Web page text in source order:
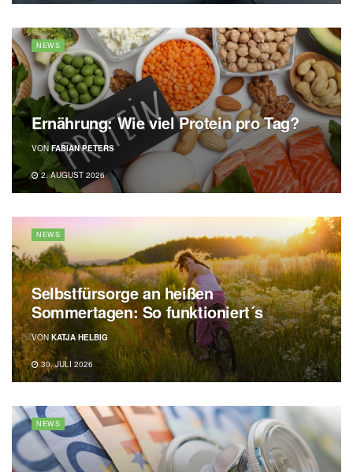
NEWS
Ernährung: Wie viel Protein pro Tag?
VON FABIAN PETERS
2. AUGUST 2026
NEWS
Selbstfürsorge an heißen
Sommertagen: So funktioniert´s
VON KATJA HELBIG
30. JULI 2026
NEWS